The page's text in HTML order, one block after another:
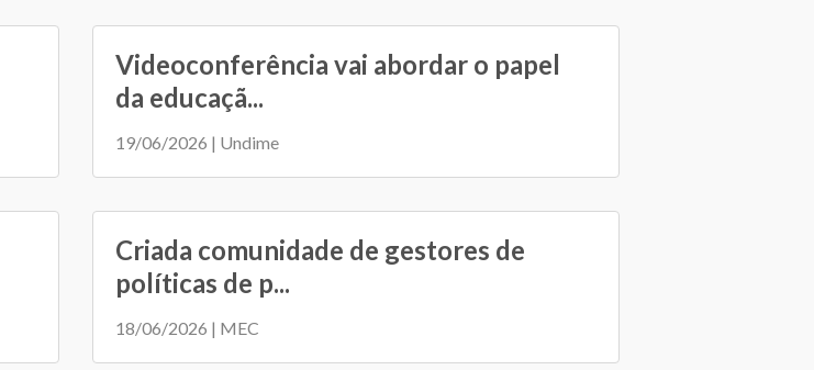
Videoconferência vai abordar o papel
da educaçã...
19/06/2026 | Undime
Criada comunidade de gestores de
políticas de p...
18/06/2026 | MEC